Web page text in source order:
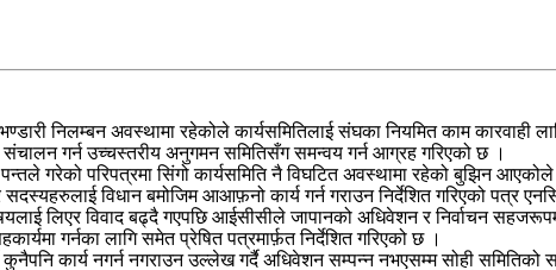
निलम्बन अवस्थामा रहेकोले कार्यसमितिलाई संघका नियमित काम कारवाही
संचालन गर्न उच्चस्तरीय अनुगमन समितिसँग समन्वय गर्न आग्रह गरिएको छ ।
गरेको परिपत्रमा सिंगो कार्यसमिति नै विघटित अवस्थामा रहेको बुझिन आएकोले
र सदस्यहरुलाई विधान बमोजिम आआफ़नो कार्य गर्न गराउन निर्देशित गरिएको पत्र
लिएर विवाद बढ्दै गएपछि आईसीसीले जापानको अधिवेशन र निर्वाचन
गर्नका लागि समेत प्रेषित पत्रमार्फ़त निर्देशित गरिएको छ ।
कुनैपनि कार्य नगर्न नगराउन उल्लेख गर्दै अधिवेशन सम्पन्न नभएसम्म सोही